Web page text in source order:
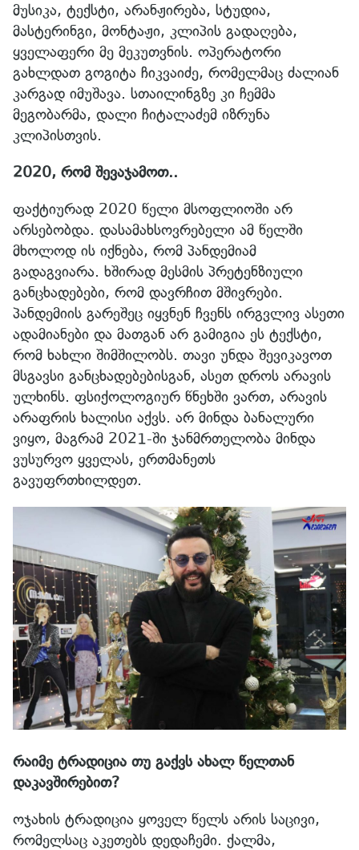
მუსიკა, ტექსტი, არანჟირება, სტუდია,
მასტერინგი, მონტაჟი, კლიპის გადაღება,
ყველაფერი მე მეკუთვნის. ოპერატორი
გახლდათ გოგიტა ჩიკვაიძე, რომელმაც ძალიან
კარგად იმუშავა. სთაილინგზე კი ჩემმა
მეგობარმა, დალი ჩიტალაძემ იზრუნა
კლიპისთვის.
2020, რომ შევაჯამოთ..
ფაქტიურად 2020 წელი მსოფლიოში არ
არსებობდა. დასამახსოვრებელი ამ წელში
მხოლოდ ის იქნება, რომ პანდემიამ
გადაგვიარა. ხშირად მესმის პრეტენზიული
განცხადებები, რომ დავრჩით მშივრები.
პანდემიის გარეშეც იყვნენ ჩვენს ირგვლივ ასეთი
ადამიანები და მათგან არ გამიგია ეს ტექსტი,
რომ ხახლი შიმშილობს. თავი უნდა შევიკავოთ
მსგავსი განცხადებებისგან, ასეთ დროს არავის
ულხინს. ფსიქოლოგიურ წნეხში ვართ, არავის
არაფრის ხალისი აქვს. არ მინდა ბანალური
ვიყო, მაგრამ 2021-ში ჯანმრთელობა მინდა
ვუსურვო ყველას, ერთმანეთს
გავუფრთხილდეთ.
რაიმე ტრადიცია თუ გაქვს ახალ წელთან
დაკავშირებით?
ოჯახის ტრადიცია ყოველ წელს არის საცივი,
რომელსაც აკეთებს დედაჩემი. ქალმა,